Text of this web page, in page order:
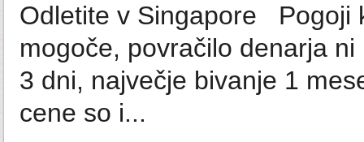
Odletite v Singapore Pogoji
mogoče, povračilo denarja
3 dni, največje bivanje 1
cene so i...